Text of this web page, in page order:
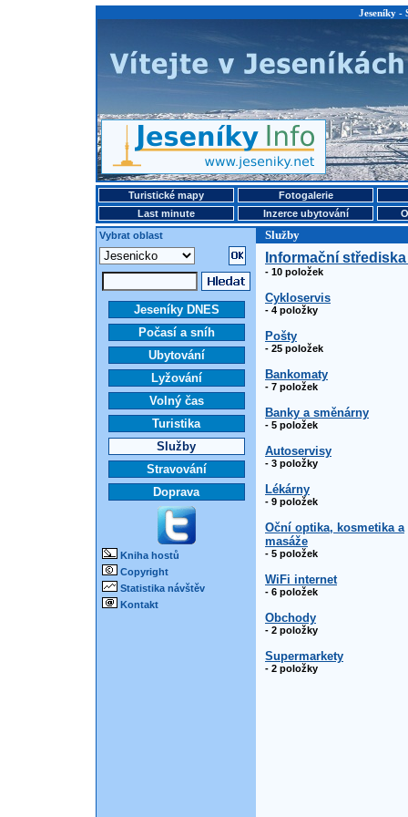
Jeseníky -
Turistické mapy
Fotogalerie
Last minute
Inzerce ubytování
Vybrat oblast
Služby
Jeseníky DNES
Počasí a sníh
Ubytování
Lyžování
Volný čas
Turistika
Služby
Stravování
Doprava
Kniha hostů
Copyright
Statistika návštěv
Kontakt
Informační střediska
- 10 položek
Cykloservis
- 4 položky
Pošty
- 25 položek
Bankomaty
- 7 položek
Banky a směnárny
- 5 položek
Autoservisy
- 3 položky
Lékárny
- 9 položek
Oční optika, kosmetika a
masáže
- 5 položek
WiFi internet
- 6 položek
Obchody
- 2 položky
Supermarkety
- 2 položky